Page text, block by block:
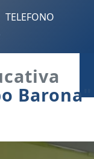
TELEFONO
Barona"